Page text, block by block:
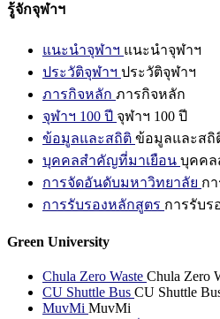
รู้จักจุฬาฯ
แนะนำจุฬาฯ แนะนำจุฬาฯ
ประวัติจุฬาฯ ประวัติจุฬาฯ
ภารกิจหลัก ภารกิจหลัก
จุฬาฯ 100 ปี จุฬาฯ 100 ปี
ข้อมูลและสถิติ ข้อมูลและสถิ
บุคคลสำคัญที่มาเยือน บุคคล
การจัดอันดับมหาวิทยาลัย ก
การรับรองหลักสูตร การรับร
Green University
Chula Zero Waste Chula Zero
CU Shuttle Bus CU Shuttle
MuvMi MuvMi